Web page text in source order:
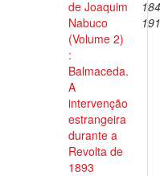
de Joaquim
Nabuco
(Volume 2)
:
Balmaceda.
A
intervenção
estrangeira
durante a
Revolta de
1893